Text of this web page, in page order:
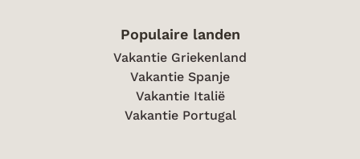
Populaire landen
Vakantie Griekenland
Vakantie Spanje
Vakantie Italië
Vakantie Portugal